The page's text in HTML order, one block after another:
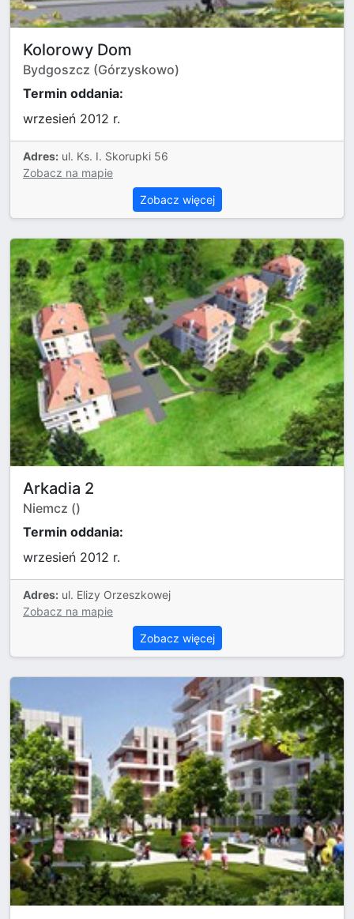
Kolorowy Dom
Bydgoszcz (Górzyskowo)
Termin oddania:
wrzesień 2012 r.
Adres: ul. Ks. I. Skorupki 56
Zobacz na mapie
Zobacz więcej
Arkadia 2
Niemcz ()
Termin oddania:
wrzesień 2012 r.
Adres: ul. Elizy Orzeszkowej
Zobacz na mapie
Zobacz więcej